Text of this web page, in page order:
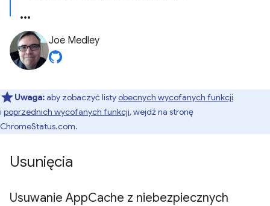
Joe Medley
Uwaga:aby zobaczyć listyobecnych wycofanych funkcji
i poprzednich wycofanych funkcji, wejdź na stronę
ChromeStatus.com.
Usunięcia
Usuwanie AppCache z niebezpiecznych